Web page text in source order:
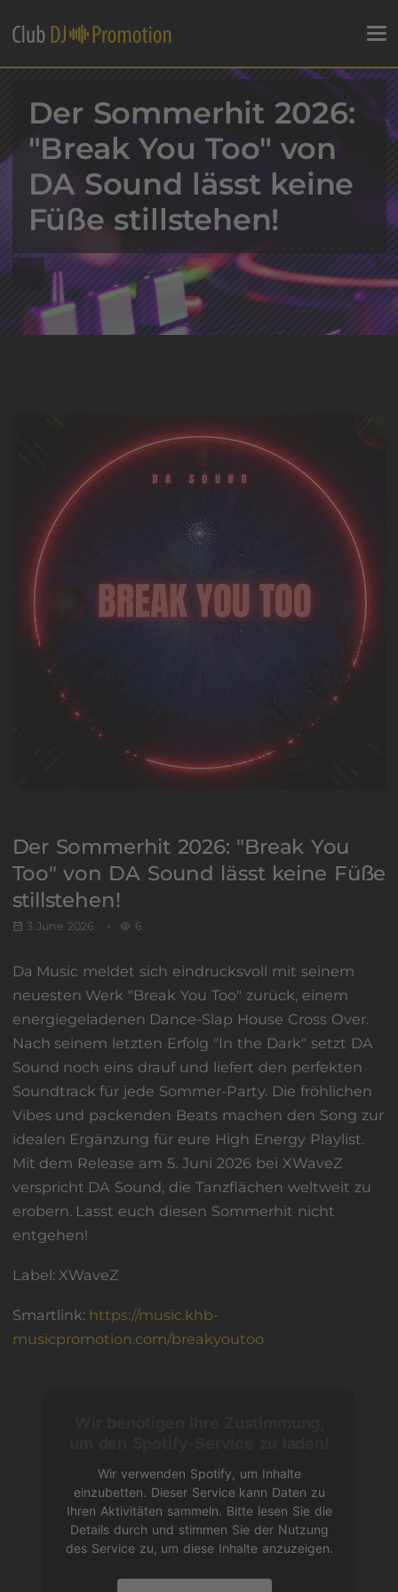
Der Sommerhit 2026:
"Break You Too" von
DA Sound lässt keine
Füße stillstehen!
Der Sommerhit 2026: "Break You
Too" von DA Sound lässt keine Füße
stillstehen!
3 June 2026 6
Da Music meldet sich eindrucksvoll mit seinem
neuesten Werk "Break You Too" zurück, einem
energiegeladenen Dance-Slap House Cross Over.
Nach seinem letzten Erfolg "In the Dark" setzt DA
Sound noch eins drauf und liefert den perfekten
Soundtrack für jede Sommer-Party. Die fröhlichen
Vibes und packenden Beats machen den Song zur
idealen Ergänzung für eure High Energy Playlist.
Mit dem Release am 5. Juni 2026 bei XWaveZ
verspricht DA Sound, die Tanzflächen weltweit zu
erobern. Lasst euch diesen Sommerhit nicht
entgehen!
Label: XWaveZ
Smartlink: https://music.khb-
musicpromotion.com/breakyoutoo
Wir verwenden Spotify, um Inhalte
einzubetten. Dieser Service kann Daten zu
Ihren Aktivitäten sammeln. Bitte lesen Sie die
Details durch und stimmen Sie der Nutzung
des Service zu, um diese Inhalte anzuzeigen.